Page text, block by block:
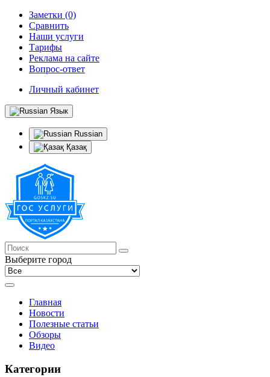
Заметки (0)
Сравнить
Наши услуги
Тарифы
Реклама на сайте
Вопрос-ответ
Личный кабинет
Язык
Russian
Қазақ
Выберите город
Главная
Новости
Полезные статьи
Обзоры
Видео
Категории